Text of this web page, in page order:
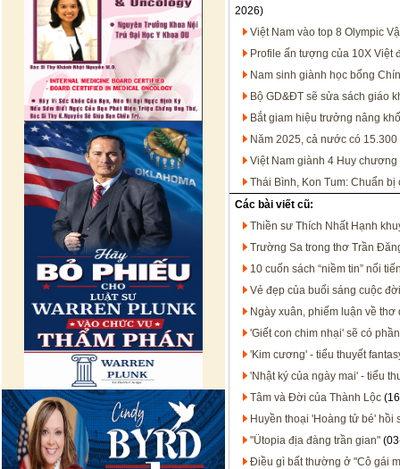
2026)
Việt Nam vào top 8 Olympic
Profile ấn tượng của 10X Việt
Nam sinh giành học bổng
Bộ GD&ĐT sẽ sửa sách giáo
Bắt giam hiệu trưởng nâng
Năm 2025, cả nước có
Việt Nam giành 4 Huy
Thái Bình, Kon Tum: Chuẩn
Các bài viết cũ:
Thiền sư Thích Nhất Hạnh
Trường Sa trong thơ Trần
10 cuốn sách “niềm tin” nổi
Vẻ đẹp của buổi sáng cuộc đời
Ngày xuân, phiếm luận về thơ
'Giết con chim nhại' sẽ có
'Kim cương' - tiểu thuyết
'Nhật ký của ngày mai' - tiểu
Tâm và Đời của Thành Lộc
Huyền thoại 'Hoàng tử bé' hồi
"Ütopia địa đàng trần gian"
Điều gì bất thường ở "Cô gái